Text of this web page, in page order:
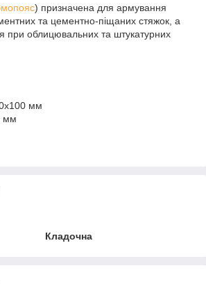
) призначена для армування
та цементно-піщаних стяжок, а
при облицювальних та штукатурних
мм
мм
Кладочна